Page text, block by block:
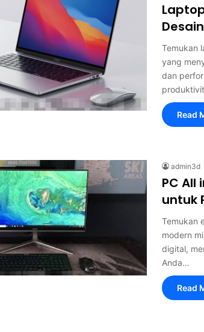
Temukan
yang
dan
Read
admin3d
PC All
untuk
Temukan
modern
digital,
Anda…
Read